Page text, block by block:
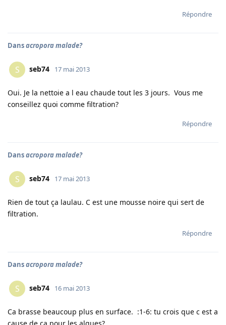
Répondre
Dansacropora malade?
S seb74 17 mai 2013
Oui. Je la nettoie a l eau chaude tout les 3 jours. Vous me
conseillez quoi comme filtration?
Répondre
Dansacropora malade?
S seb74 17 mai 2013
Rien de tout ça laulau. C est une mousse noire qui sert de
filtration.
Répondre
Dansacropora malade?
S seb74 16 mai 2013
Ca brasse beaucoup plus en surface. :1-6: tu crois que c est a